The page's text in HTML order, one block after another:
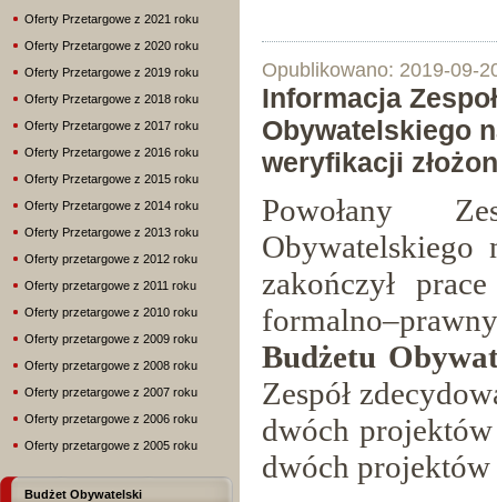
Oferty Przetargowe z 2021 roku
Oferty Przetargowe z 2020 roku
Oferty Przetargowe z 2019 roku
Oferty Przetargowe z 2018 roku
Oferty Przetargowe z 2017 roku
Oferty Przetargowe z 2016 roku
Oferty Przetargowe z 2015 roku
Oferty Przetargowe z 2014 roku
Oferty Przetargowe z 2013 roku
Oferty przetargowe z 2012 roku
Oferty przetargowe z 2011 roku
Oferty przetargowe z 2010 roku
Oferty przetargowe z 2009 roku
Oferty przetargowe z 2008 roku
Oferty przetargowe z 2007 roku
Oferty przetargowe z 2006 roku
Oferty przetargowe z 2005 roku
Budżet Obywatelski
Opublikowano: 2019-09-
Informacja
Obywatelskiego
weryfikacji
Powołany
zakończył
Budżetu
Zespół
dwóch
dwóch projektów